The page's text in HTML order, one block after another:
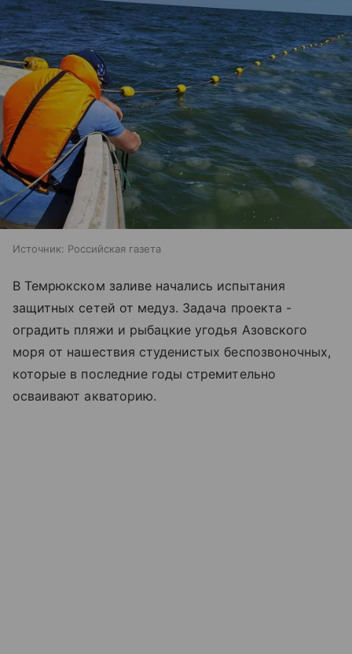
Источник: Российская газета
В Темрюкском заливе начались испытания
защитных сетей от медуз. Задача проекта -
оградить пляжи и рыбацкие угодья Азовского
моря от нашествия студенистых беспозвоночных,
которые в последние годы стремительно
осваивают акваторию.